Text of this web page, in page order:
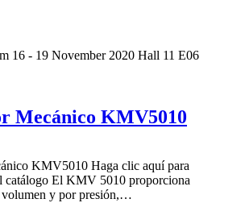
16 - 19 November 2020 Hall 11 E06
Mecánico KMV5010
KMV5010 Haga clic aquí para
catálogo El KMV 5010 proporciona
y por presión,…